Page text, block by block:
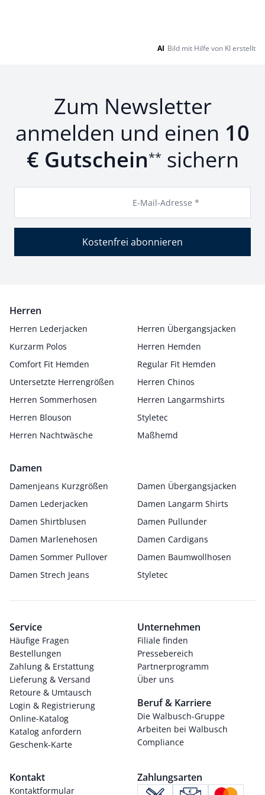
AI Bild mit Hilfe von KI erstellt
Zum Newsletter
anmelden und einen 10
€ Gutschein** sichern
E-Mail-Adresse *
Kostenfrei abonnieren
Herren
Herren Lederjacken
Herren Übergangsjacken
Kurzarm Polos
Herren Hemden
Comfort Fit Hemden
Regular Fit Hemden
Untersetzte Herrengrößen
Herren Chinos
Herren Sommerhosen
Herren Langarmshirts
Herren Blouson
Styletec
Herren Nachtwäsche
Maßhemd
Damen
Damenjeans Kurzgrößen
Damen Übergangsjacken
Damen Lederjacken
Damen Langarm Shirts
Damen Shirtblusen
Damen Pullunder
Damen Marlenehosen
Damen Cardigans
Damen Sommer Pullover
Damen Baumwollhosen
Damen Strech Jeans
Styletec
Service
Häufige Fragen
Bestellungen
Zahlung & Erstattung
Lieferung & Versand
Retoure & Umtausch
Login & Registrierung
Online-Katalog
Katalog anfordern
Geschenk-Karte
Unternehmen
Filiale finden
Pressebereich
Partnerprogramm
Über uns
Beruf & Karriere
Die Walbusch-Gruppe
Arbeiten bei Walbusch
Compliance
Kontakt
Kontaktformular
Zahlungsarten